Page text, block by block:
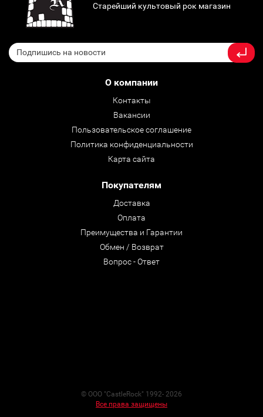
Старейший культовый рок магазин
О компании
Контакты
Вакансии
Пользовательское соглашение
Политика конфиденциальности
Карта сайта
Покупателям
Доставка
Оплата
Преимущества и Гарантии
Обмен / Возврат
Вопрос - Ответ
© ООО "CastleRock" 1992- 2026
Все права защищены